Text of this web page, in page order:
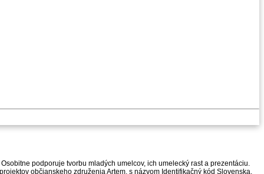
podporuje tvorbu mladých umelcov, ich umelecký rast a prezentáciu.
občianskeho združenia Artem, s názvom Identifikačný kód Slovenska.